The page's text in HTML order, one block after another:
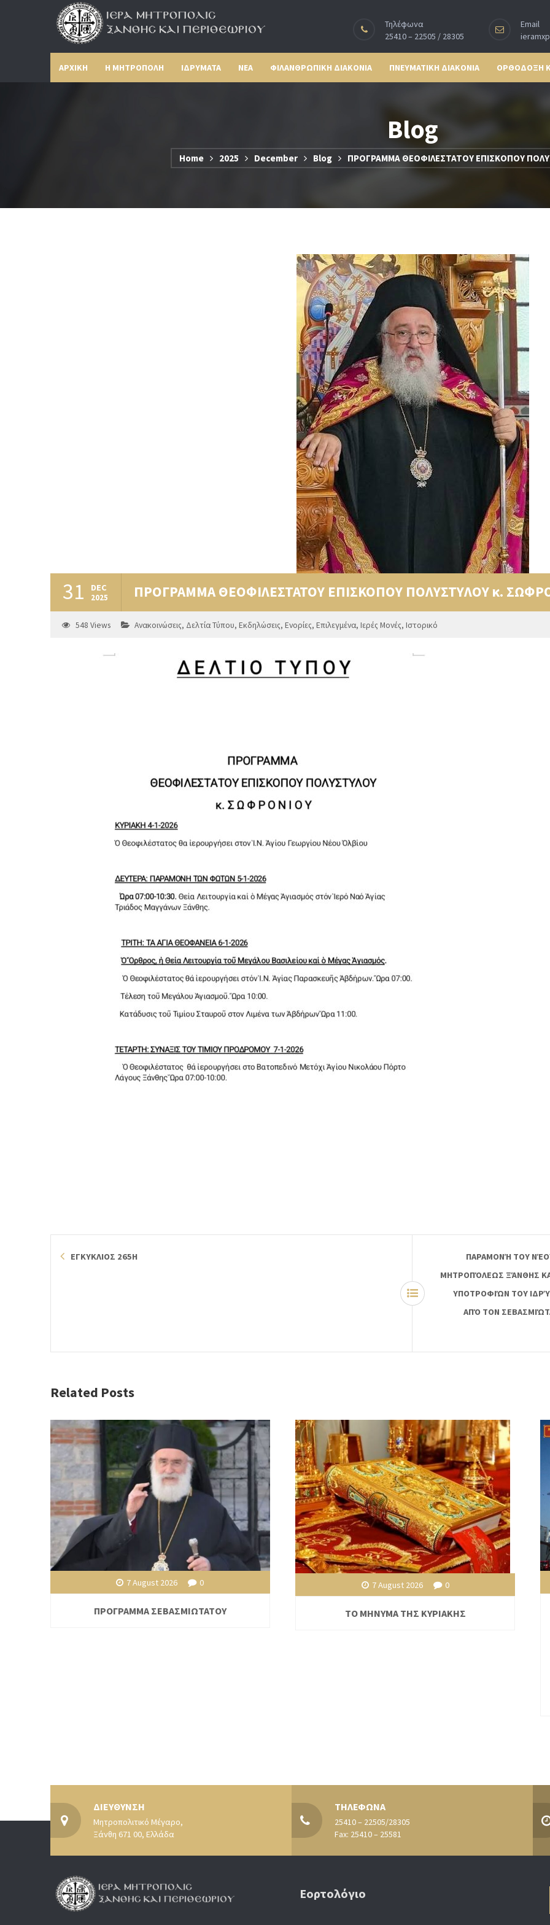
Τηλέφωνα
25410 – 22505 / 28305
Email
ΑΡΧΙΚΗ Η ΜΗΤΡΟΠΟΛΗ ΙΔΡΥΜΑΤΑ ΝΕΑ ΦΙΛΑΝΘΡΩΠΙΚΗ ΔΙΑΚΟΝΙΑ ΠΝΕΥΜΑΤΙΚΗ ΔΙΑΚΟΝΙΑ ΟΡΘΟΔΟΞΗ
Blog
Home 2025 December Blog ΠΡΟΓΡΑΜΜΑ ΘΕΟΦΙΛΕΣΤΑΤΟΥ ΕΠΙΣΚΟΠΟΥ
31 DEC
2025 ΠΡΟΓΡΑΜΜΑ ΘΕΟΦΙΛΕΣΤΑΤΟΥ ΕΠΙΣΚΟΠΟΥ ΠΟΛΥΣΤΥΛΟΥ κ.
548 Views Ανακοινώσεις, Δελτία Τύπου, Εκδηλώσεις, Ενορίες, Επιλεγμένα, Ιερές Μονές, Ιστορικό
ΕΓΚΥΚΛΙΟΣ 265Η
ΠΑΡΑΜΟΝΉ ΤΟΥ
ΜΗΤΡΟΠΌΛΕΩΣ ΞΆΝΘΗΣ
ΥΠΟΤΡΟΦΙΏΝ ΤΟΥ
ΑΠΌ ΤΟΝ
Related Posts
7 August 2026 0
ΠΡΟΓΡΑΜΜΑ ΣΕΒΑΣΜΙΩΤΑΤΟΥ
7 August 2026 0
ΤΟ ΜΗΝΥΜΑ ΤΗΣ ΚΥΡΙΑΚΗΣ
ΔΙΕΥΘΥΝΣΗ
Μητροπολιτικό Μέγαρο,
Ξάνθη 671 00, Ελλάδα
ΤΗΛΕΦΩΝΑ
25410 – 22505/28305
Fax: 25410 – 25581
Εορτολόγιο